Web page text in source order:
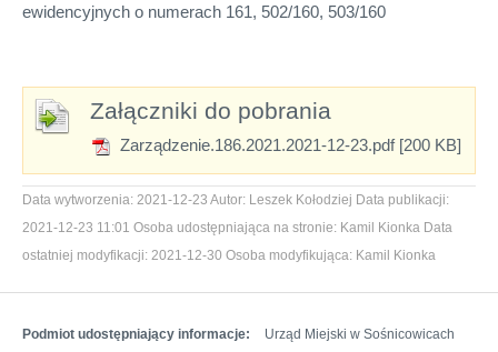
ewidencyjnych o numerach 161, 502/160, 503/160
Załączniki do pobrania
Zarządzenie.186.2021.2021-12-23.pdf [200 KB]
Data wytworzenia: 2021-12-23 Autor: Leszek Kołodziej Data publikacji:
2021-12-23 11:01 Osoba udostępniająca na stronie: Kamil Kionka Data
ostatniej modyfikacji: 2021-12-30 Osoba modyfikująca: Kamil Kionka
Podmiot udostępniający informacje:
Urząd Miejski w Sośnicowicach